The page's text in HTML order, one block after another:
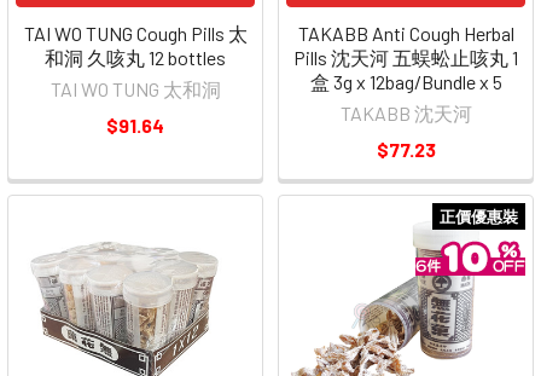
TAI WO TUNG Cough Pills 太
和洞 久咳丸 12 bottles
TAI WO TUNG 太和洞
$91.64
TAKABB Anti Cough Herbal
Pills 沈天河 五蜈蚣止咳丸 1
盒 3g x 12bag/Bundle x 5
TAKABB 沈天河
$77.23
正價優惠裝